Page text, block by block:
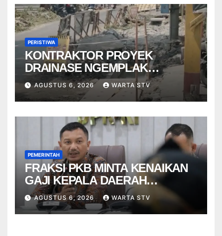
PERISTIWA
KONTRAKTOR PROYEK
DRAINASE NGEMPLAK
DISANKSI USAI WARGA
TERPELESET
AGUSTUS 6, 2026 WARTA STV
PEMERINTAH
FRAKSI PKB MINTA KENAIKAN
GAJI KEPALA DAERAH
BERBASIS KINERJA
AGUSTUS 6, 2026 WARTA STV